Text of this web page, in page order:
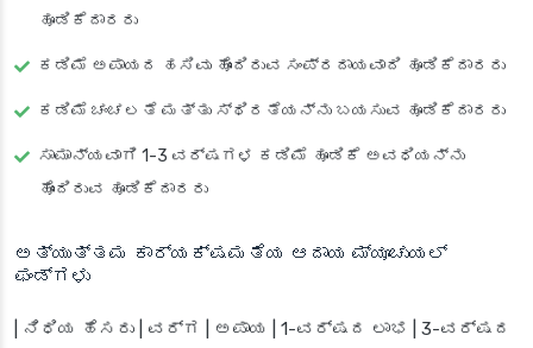
ಹೂಡಿಕೆದಾರರು
ಕಡಿಮೆ ಅಪಾಯದ ಹಸಿವು ಹೊಂದಿರುವ ಸಂಪ್ರದಾಯವಾದಿ ಹೂಡಿಕೆದಾರರು
ಕಡಿಮೆ ಚಂಚಲತೆ ಮತ್ತು ಸ್ಥಿರತೆಯನ್ನು ಬಯಸುವ ಹೂಡಿಕೆದಾರರು
ಸಾಮಾನ್ಯವಾಗಿ 1-3 ವರ್ಷಗಳ ಕಡಿಮೆ ಹೂಡಿಕೆ ಅವಧಿಯನ್ನು
ಹೊಂದಿರುವ ಹೂಡಿಕೆದಾರರು
ಅತ್ಯುತ್ತಮ ಕಾರ್ಯಕ್ಷಮತೆಯ ಆದಾಯ ಮ್ಯೂಚುಯಲ್
ಫಂಡ್‌ಗಳು
| ನಿಧಿಯ ಹೆಸರು | ವರ್ಗ | ಅಪಾಯ | 1-ವರ್ಷದ ಲಾಭ | 3-ವರ್ಷದ